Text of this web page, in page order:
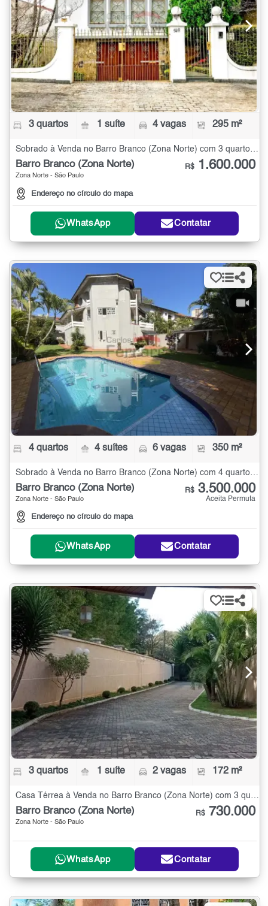
3 quartos 1 suíte 4 vagas 295 m²
Sobrado à Venda no Barro Branco (Zona Norte) com 3 quartos - 295 m²
Barro Branco (Zona Norte)
Zona Norte - São Paulo
Endereço no círculo do mapa
R$ 1.600.000
WhatsApp Contatar
4 quartos 4 suítes 6 vagas 350 m²
Barro Branco (Zona Norte)
Zona Norte - São Paulo
Endereço no círculo do mapa
R$ 3.500.000
Aceita Permuta
WhatsApp Contatar
3 quartos 1 suíte 2 vagas 172 m²
Casa Térrea à Venda no Barro Branco (Zona Norte) com 3 quartos - 172 m²
Barro Branco (Zona Norte)
Zona Norte - São Paulo
R$ 730.000
WhatsApp Contatar